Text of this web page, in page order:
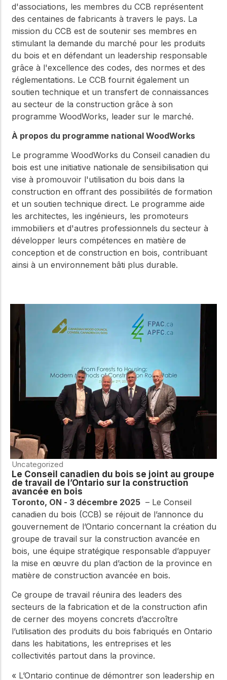
d'associations, les membres du CCB représentent
des centaines de fabricants à travers le pays. La
mission du CCB est de soutenir ses membres en
stimulant la demande du marché pour les produits
du bois et en défendant un leadership responsable
grâce à l'excellence des codes, des normes et des
réglementations. Le CCB fournit également un
soutien technique et un transfert de connaissances
au secteur de la construction grâce à son
programme WoodWorks, leader sur le marché.
À propos du programme national WoodWorks
Le programme WoodWorks du Conseil canadien du
bois est une initiative nationale de sensibilisation qui
vise à promouvoir l'utilisation du bois dans la
construction en offrant des possibilités de formation
et un soutien technique direct. Le programme aide
les architectes, les ingénieurs, les promoteurs
immobiliers et d'autres professionnels du secteur à
développer leurs compétences en matière de
conception et de construction en bois, contribuant
ainsi à un environnement bâti plus durable.
Uncategorized
Le Conseil canadien du bois se joint au groupe
de travail de l’Ontario sur la construction
avancée en bois
Toronto, ON - 3 décembre 2025 – Le Conseil
canadien du bois (CCB) se réjouit de l’annonce du
gouvernement de l’Ontario concernant la création du
groupe de travail sur la construction avancée en
bois, une équipe stratégique responsable d’appuyer
la mise en œuvre du plan d’action de la province en
matière de construction avancée en bois.
Ce groupe de travail réunira des leaders des
secteurs de la fabrication et de la construction afin
de cerner des moyens concrets d’accroître
l’utilisation des produits du bois fabriqués en Ontario
dans les habitations, les entreprises et les
collectivités partout dans la province.
« L’Ontario continue de démontrer son leadership en